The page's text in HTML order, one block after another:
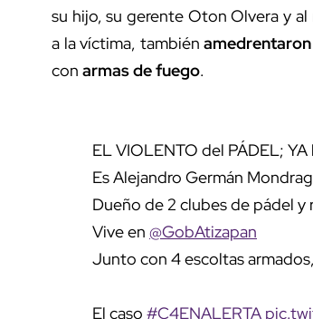
su hijo, su gerente Oton Olvera y
a la víctima, tambiénamedrentaron
con armas de fuego.
EL VIOLENTO del PÁDEL; YA
Es Alejandro Germán
Dueño de 2 clubes de pádel y
Vive en @GobAtizapan
Junto con 4 escoltas
El caso #C4ENALERTA